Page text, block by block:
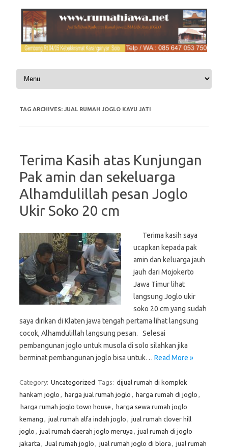
Skip to content
TAG ARCHIVES: JUAL RUMAH JOGLO KAYU JATI
Terima Kasih atas Kunjungan
Pak amin dan sekeluarga
Alhamdulillah pesan Joglo
Ukir Soko 20 cm
Terima kasih saya
ucapkan kepada pak
amin dan keluarga jauh
jauh dari Mojokerto
Jawa Timur lihat
langsung Joglo ukir
soko 20 cm yang sudah
saya dirikan di Klaten jawa tengah pertama lihat langsung
cocok, Alhamdulillah langsung pesan. Selesai
pembangunan joglo untuk musola di solo silahkan jika
berminat pembangunan joglo bisa untuk… Read More »
Category: Uncategorized Tags: dijual rumah di komplek
hankam joglo , harga jual rumah joglo , harga rumah di joglo ,
harga rumah joglo town house , harga sewa rumah joglo
kemang , jual rumah alfa indah joglo , jual rumah clover hill
joglo , jual rumah daerah joglo meruya , jual rumah di joglo
jakarta , Jual rumah joglo , jual rumah joglo di blora , jual rumah